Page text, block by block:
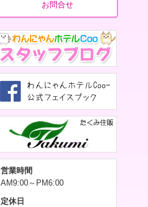
お問合せ
営業時間
AM9:00～PM6:00
定休日